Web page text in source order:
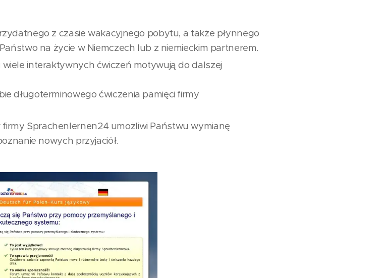
z czasie wakacyjnego pobytu, a także płynnego
na życie w Niemczech lub z niemieckim partnerem.
wiele interaktywnych ćwiczeń motywują do dalszej
długoterminowego ćwiczenia pamięci firmy
Sprachenlernen24 umożliwi Państwu wymianę
nowych przyjaciół.